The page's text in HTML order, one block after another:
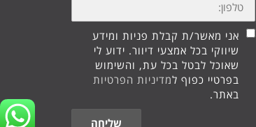
אני מאשר/ת קבלת פניות ומידע
שיווקי בכל אמצעי דיוור. ידוע לי
שאוכל לבטל בכל עת, והשימוש
בפרטיי כפוף למדיניות הפרטיות
באתר.
שליחה